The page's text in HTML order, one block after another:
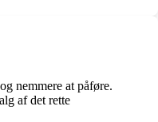
nemmere at påføre.
af det rette